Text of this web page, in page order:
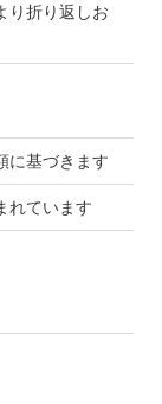
り折り返しお
に基づきます
れています